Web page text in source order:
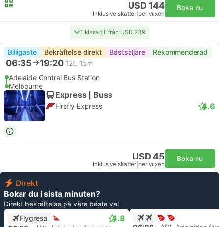
USD 144
Inklusive skatter per vuxen
Boka nu
1 klass till från USD 239
Billigaste Bekräftelse direkt Bästsäljare Rekommenderad
06:35 19:20 12t. 15m
Adelaide Central Bus Station
Melbourne
Express | Buss
Firefly Express 4.6
USD 45
Inklusive skatter per vuxen
Boka nu
Direkt
Bokar du i sista minuten?
Direkt bekräftelse på våra bästa val
Flygresa
4.8